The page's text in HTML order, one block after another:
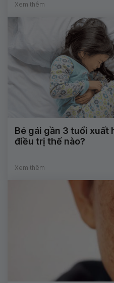
Xem thêm
Bé gái gần 3 tuổi xuất
điều trị thế nào?
Xem thêm